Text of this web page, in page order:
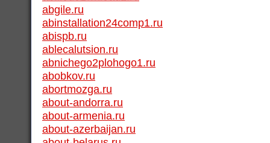
abgile.ru
abinstallation24comp1.ru
abispb.ru
ablecalutsion.ru
abnichego2plohogo1.ru
abobkov.ru
abortmozga.ru
about-andorra.ru
about-armenia.ru
about-azerbaijan.ru